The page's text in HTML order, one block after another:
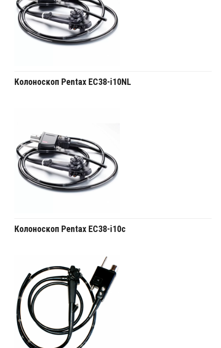
Колоноскоп Pentax EC38-i10NL
Колоноскоп Pentax EC38-i10c